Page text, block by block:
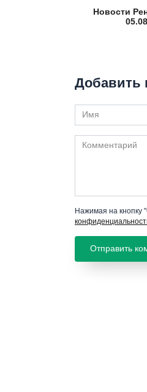
Новости
Добавить
Имя
Комментарий
Нажимая на кнопку